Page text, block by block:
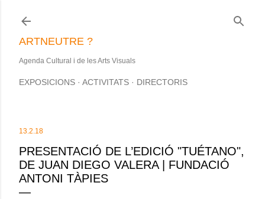
ARTNEUTRE ?
Agenda Cultural i de les Arts Visuals
EXPOSICIONS ACTIVITATS DIRECTORIS
13.2.18
PRESENTACIÓ DE L’EDICIÓ "TUÉTANO",
DE JUAN DIEGO VALERA | FUNDACIÓ
ANTONI TÀPIES